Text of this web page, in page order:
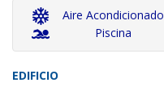
Aire Acondicionado
Piscina
EDIFICIO